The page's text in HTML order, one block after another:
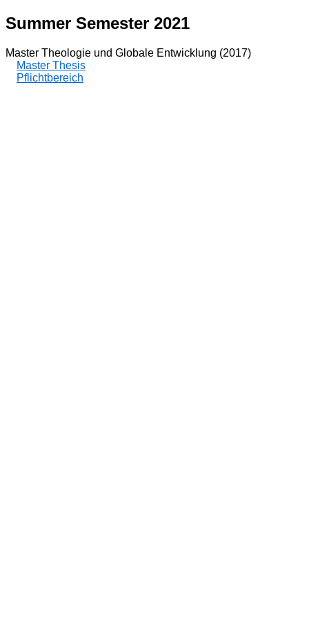
Summer Semester 2021
Master Theologie und Globale Entwicklung (2017)
Master Thesis
Pflichtbereich